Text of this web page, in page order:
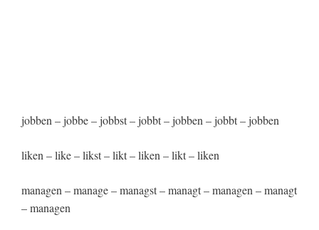
jobben – jobbe – jobbst – jobbt – jobben – jobbt – jobben
liken – like – likst – likt – liken – likt – liken
managen – manage – managst – managt – managen – managt
– managen